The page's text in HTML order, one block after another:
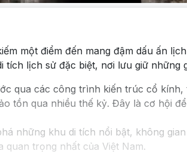
một điểm đến mang đậm dấu ấn
tích lịch sử đặc biệt, nơi lưu giữ
qua các công trình kiến trúc cổ
tồn qua nhiều thế kỷ. Đây là cơ hội
những khu di tích nổi bật, không
quan trọng nhất của Việt Nam.